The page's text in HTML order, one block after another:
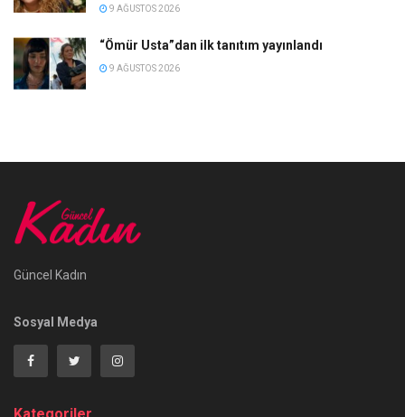
9 AĞUSTOS 2026
“Ömür Usta”dan ilk tanıtım yayınlandı
9 AĞUSTOS 2026
Güncel Kadın
Sosyal Medya